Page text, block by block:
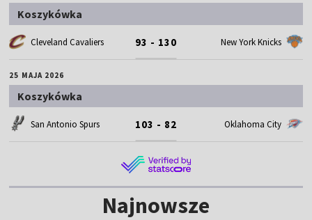
Koszykówka
Cleveland Cavaliers 93 - 130 New York Knicks
25 MAJA 2026
Koszykówka
San Antonio Spurs 103 - 82 Oklahoma City
Najnowsze